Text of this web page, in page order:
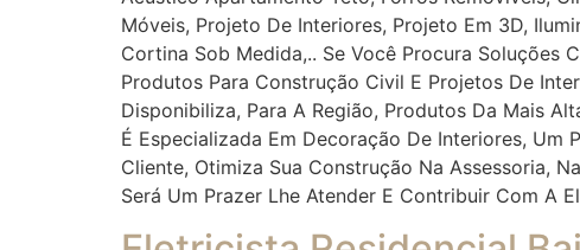
Móveis, Projeto De Interiores, Projeto Em 3D,
Cortina Sob Medida,.. Se Você Procura Soluções
Produtos Para Construção Civil E Projetos De
Disponibiliza, Para A Região, Produtos Da Mais
É Especializada Em Decoração De Interiores, Um
Cliente, Otimiza Sua Construção Na Assessoria,
Será Um Prazer Lhe Atender E Contribuir Com A